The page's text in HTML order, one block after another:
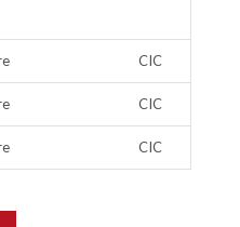
CIC
CIC
CIC